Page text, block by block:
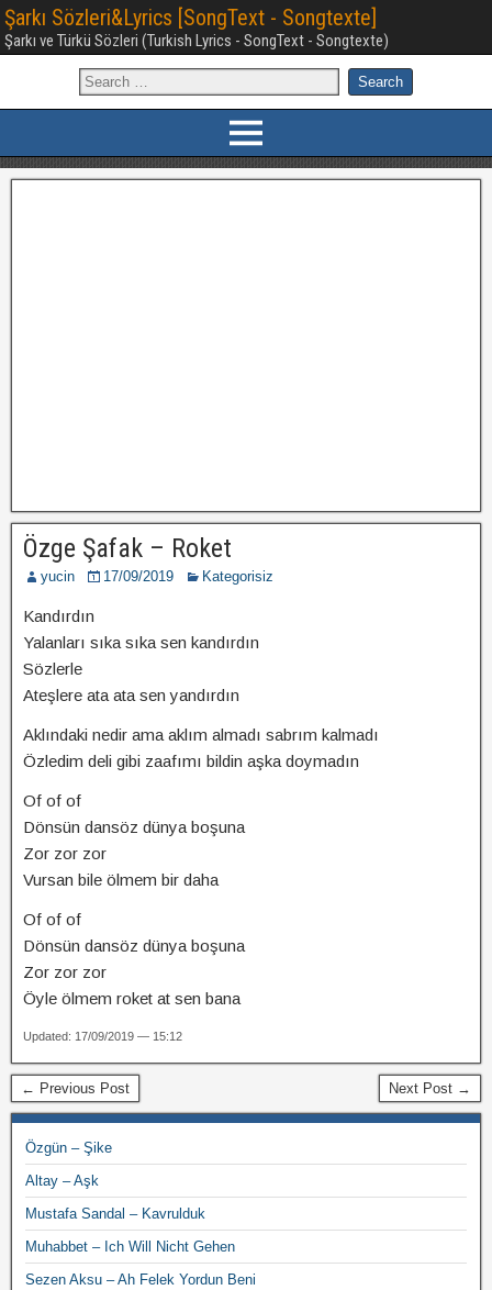
Şarkı Sözleri&Lyrics [SongText - Songtexte]
Şarkı ve Türkü Sözleri (Turkish Lyrics - SongText - Songtexte)
Özge Şafak – Roket
yucin 17/09/2019 Kategorisiz
Kandırdın
Yalanları sıka sıka sen kandırdın
Sözlerle
Ateşlere ata ata sen yandırdın
Aklındaki nedir ama aklım almadı sabrım kalmadı
Özledim deli gibi zaafımı bildin aşka doymadın
Of of of
Dönsün dansöz dünya boşuna
Zor zor zor
Vursan bile ölmem bir daha
Of of of
Dönsün dansöz dünya boşuna
Zor zor zor
Öyle ölmem roket at sen bana
Updated: 17/09/2019 — 15:12
← Previous Post Next Post →
Özgün – Şike
Altay – Aşk
Mustafa Sandal – Kavrulduk
Muhabbet – Ich Will Nicht Gehen
Sezen Aksu – Ah Felek Yordun Beni